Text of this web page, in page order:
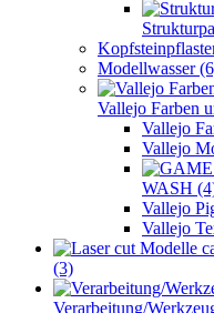
Modellwasser
Vallejo Farben
Vallejo
Vallejo
WASH
Vallejo
Vallejo
(3)
Verarbeitung/